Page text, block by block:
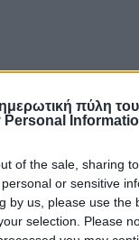
πύλη του
Personal
of the sale, sharing
or sensitive
by us, please use the
selection. Please